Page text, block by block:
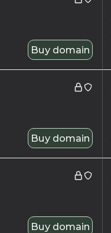
Buy domain
Buy domain
Buy domain